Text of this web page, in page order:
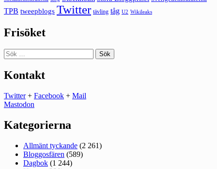
TPB tweepblogs Twitter tävling tåg U2 Wikileaks
Frisöket
Sök
efter:
Kontakt
Twitter+ Facebook + Mail
Mastodon
Kategorierna
Allmänt tyckande (2 261)
Bloggosfären (589)
Dagbok (1 244)